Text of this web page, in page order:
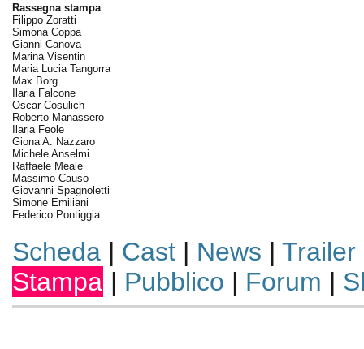
Rassegna stampa
Filippo Zoratti
Simona Coppa
Gianni Canova
Marina Visentin
Maria Lucia Tangorra
Max Borg
Ilaria Falcone
Oscar Cosulich
Roberto Manassero
Ilaria Feole
Giona A. Nazzaro
Michele Anselmi
Raffaele Meale
Massimo Causo
Giovanni Spagnoletti
Simone Emiliani
Federico Pontiggia
Scheda| Cast| News | Trailer
Stampa | Pubblico | Forum |